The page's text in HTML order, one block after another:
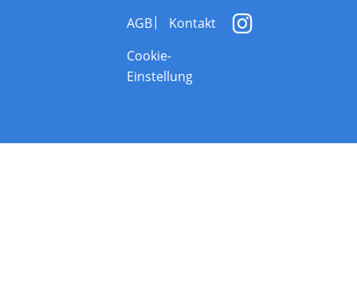
AGB
Kontakt
Cookie-
Einstellung